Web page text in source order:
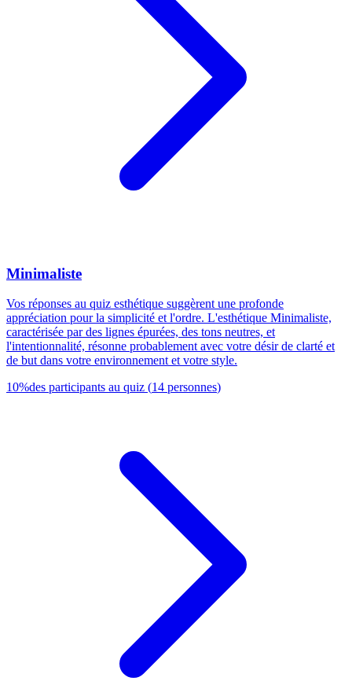
Minimaliste
Vos réponses au quiz esthétique suggèrent une profonde
appréciation pour la simplicité et l'ordre. L'esthétique Minimaliste,
caractérisée par des lignes épurées, des tons neutres, et
l'intentionnalité, résonne probablement avec votre désir de clarté et
de but dans votre environnement et votre style.
10%des participants au quiz (14 personnes)